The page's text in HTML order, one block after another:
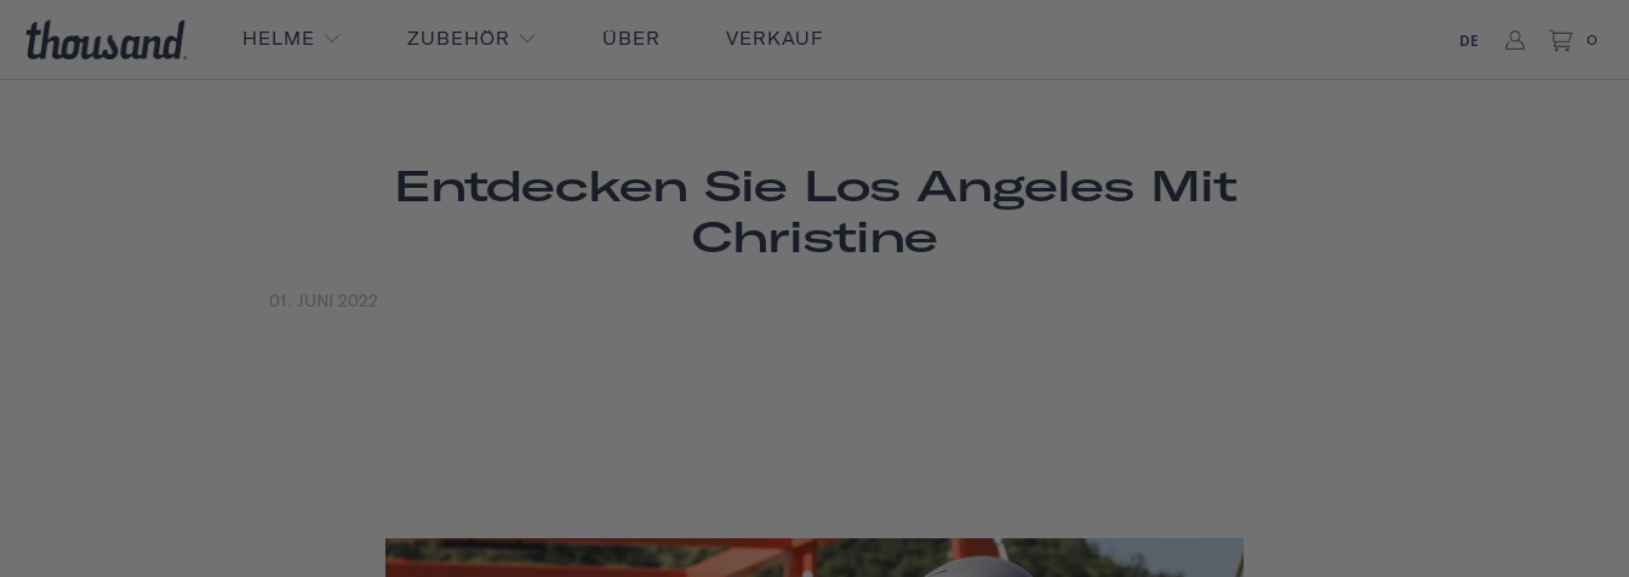
HELME ZUBEHÖR ÜBER VERKAUF DE 0
Entdecken Sie Los Angeles Mit
Christine
01. JUNI 2022